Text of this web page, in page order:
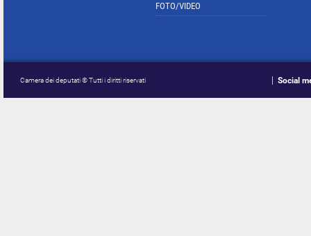
FOTO/VIDEO
Camera dei deputati © Tutti i diritti riservati Social